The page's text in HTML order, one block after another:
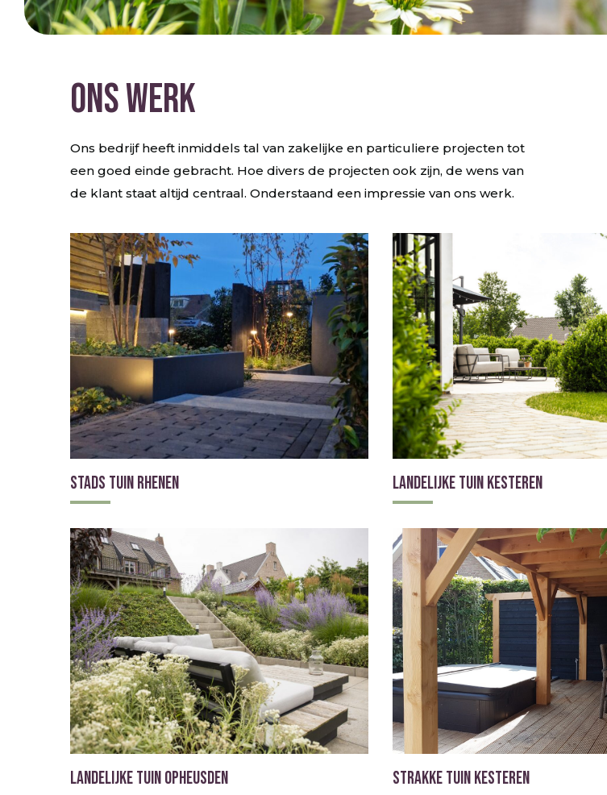
ONS WERK
Ons bedrijf heeft inmiddels tal van zakelijke en particuliere projecten tot
een goed einde gebracht. Hoe divers de projecten ook zijn, de wens van
de klant staat altijd centraal. Onderstaand een impressie van ons werk.
Stads tuin Rhenen Landelijke tuin Kesteren
Landelijke tuin Opheusden Strakke tuin Kesteren